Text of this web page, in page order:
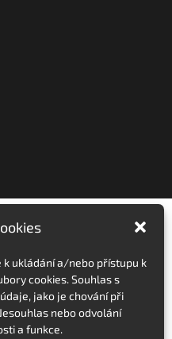
k ukládání a/nebo přístupu k
cookies. Souhlas s
jako je chování při
nebo odvolání
a funkce.